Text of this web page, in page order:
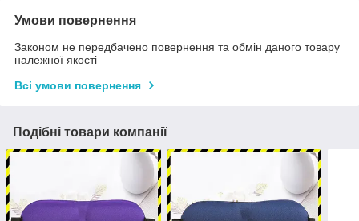
Умови повернення
Законом не передбачено повернення та обмін даного товару
належної якості
Всі умови повернення
Подібні товари компанії